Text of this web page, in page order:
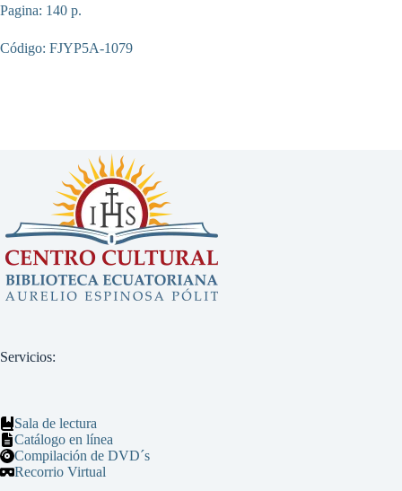
Pagina: 140 p.
Código: FJYP5A-1079
Servicios:
Sala de lectura
Catálogo en línea
Compilación de DVD´s
Recorrio Virtual